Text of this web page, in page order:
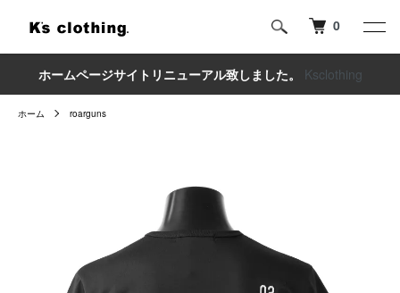
0
ホームページサイトリニューアル致しました。 Ksclothing
ホーム roarguns